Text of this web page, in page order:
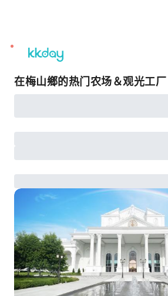
unread
notifications
在梅山鄉的热门农场＆观光工厂